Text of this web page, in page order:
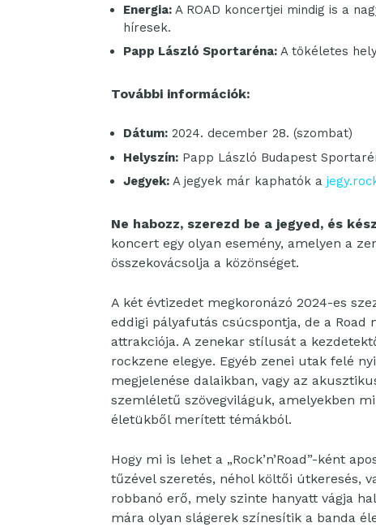
Energia: A ROAD koncertjei mindig is a
híresek.
Papp László Sportaréna: A tökéletes
További információk:
Dátum: 2024. december 28. (szombat)
Helyszín: Papp László Budapest
Jegyek: A jegyek már kaphatók a
Ne habozz, szerezd be a jegyed, és
koncert egy olyan esemény, amelyen a
összekovácsolja a közönséget.
A két évtizedet megkoronázó 2024-es
eddigi pályafutás csúcspontja, de a
attrakciója. A zenekar stílusát a
rockzene elegye. Egyéb zenei utak felé
megjelenése dalaikban, vagy az
szemléletű szövegviláguk, amelyekben
életükből merített témákból.
Hogy mi is lehet a „Rock’n’Road”-ként
tűzével szeretés, néhol költői útkeresés,
robbanó erő, mely szinte hanyatt vágja
mára olyan slágerek színesítik a banda